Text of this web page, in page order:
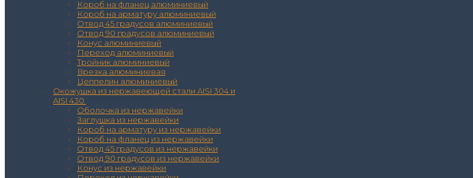
Короб на фланец алюминиевый
Короб на арматуру алюминиевый
Отвод 45 градусов алюминиевый
Отвод 90 градусов алюминиевый
Конус алюминиевый
Переход алюминиевый
Тройник алюминиевый
Врезка алюминиевая
Цеппелин алюминиевый
Окожушка из нержавеющей стали AISI 304 и
AISI 430
Оболочка из нержавейки
Заглушка из нержавейки
Короб на арматуру из нержавейки
Короб на фланец из нержавейки
Отвод 45 градусов из нержавейки
Отвод 90 градусов из нержавейки
Конус из нержавейки